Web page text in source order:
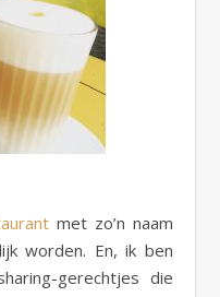
met zo’n naam
worden. En, ik ben
gerechtjes die